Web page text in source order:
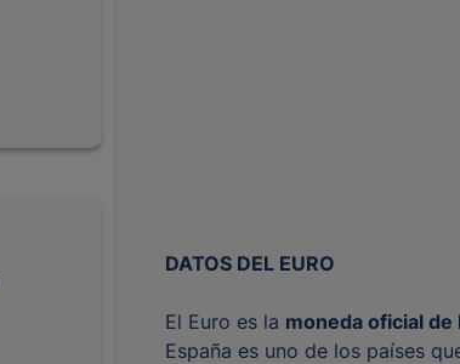
DATOS DEL EURO
El Euro es la moneda oficial de
España es uno de los países